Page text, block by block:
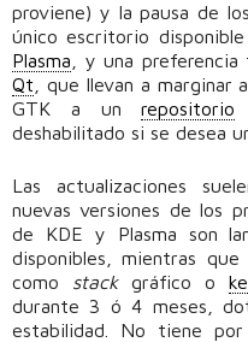
proviene) y la pausa de
único escritorio
Plasma , y una
Qt , que llevan a marginar
GTK a unrepositorio
deshabilitado si se desea
Las actualizaciones
nuevas versiones de los
de KDE y Plasma son
disponibles, mientras
como stackgráfico o
durante 3 ó 4 meses,
estabilidad. No tiene